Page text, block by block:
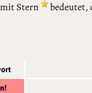
Stern
bedeutet,